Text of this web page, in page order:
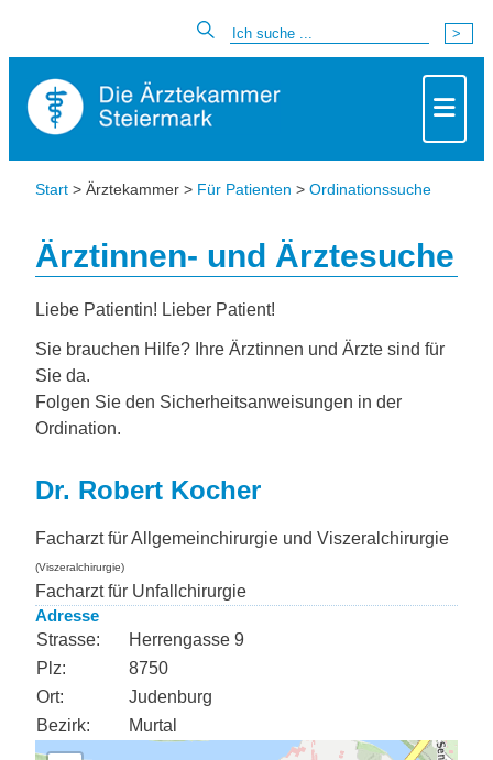
Start > Ärztekammer > Für Patienten > Ordinationssuche
Ärztinnen- und Ärztesuche
Liebe Patientin! Lieber Patient!
Sie brauchen Hilfe? Ihre Ärztinnen und Ärzte sind für
Sie da.
Folgen Sie den Sicherheitsanweisungen in der
Ordination.
Dr. Robert Kocher
Facharzt für Allgemeinchirurgie und Viszeralchirurgie
(Viszeralchirurgie)
Facharzt für Unfallchirurgie
Adresse
Strasse:
Herrengasse 9
Plz:
8750
Ort:
Judenburg
Bezirk:
Murtal